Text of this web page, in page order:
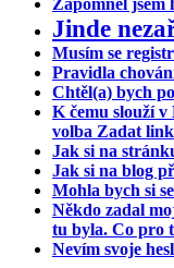
Jinde
Musím se
Pravidla
Chtěl(a) bych
K čemu slouží
volba Zadat
Jak si na
Jak si na blog
Mohla bych si
Někdo zadal
tu byla. Co pro
Nevím svoje